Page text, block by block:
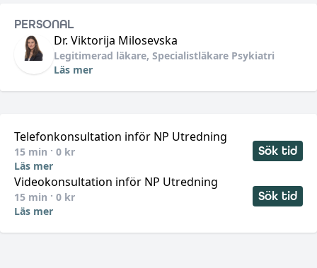
PERSONAL
Dr. Viktorija Milosevska
Legitimerad läkare, Specialistläkare Psykiatri
Läs mer
Telefonkonsultation inför NP Utredning
15 min · 0 kr
Läs mer
Sök tid
Videokonsultation inför NP Utredning
15 min · 0 kr
Läs mer
Sök tid